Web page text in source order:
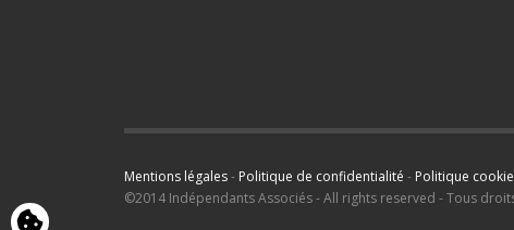
Mentions légales- Politique de confidentialité - Politique
©2014 Indépendants Associés - All rights reserved - Tous